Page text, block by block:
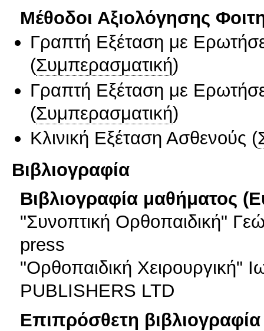
Μέθοδοι Αξιολόγησης
Γραπτή Εξέταση με
(Συμπερασματική)
Γραπτή Εξέταση με
(Συμπερασματική)
Κλινική Εξέταση Ασθενούς (
Βιβλιογραφία
Βιβλιογραφία μαθήματος
"Συνοπτική Ορθοπαιδική"
press
"Ορθοπαιδική Χειρουργική"
PUBLISHERS LTD
Επιπρόσθετη βιβλιογραφία